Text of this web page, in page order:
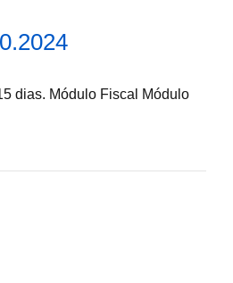
dias. Módulo Fiscal Módulo